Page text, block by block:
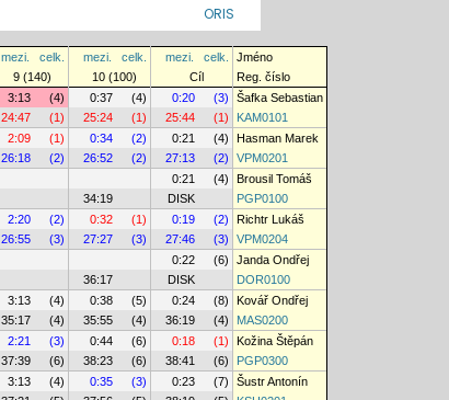
ORIS
mezi. celk. mezi. celk. mezi. celk.
Jméno
9 (140) 10 (100) Cíl
Reg. číslo
3:13 (4) 0:37 (4) 0:20 (3)
Šafka Sebastian
24:47 (1) 25:24 (1) 25:44 (1)
KAM0101
2:09 (1) 0:34 (2) 0:21 (4)
Hasman Marek
26:18 (2) 26:52 (2) 27:13 (2)
VPM0201
0:21 (4)
Brousil Tomáš
34:19 DISK
PGP0100
2:20 (2) 0:32 (1) 0:19 (2)
Richtr Lukáš
26:55 (3) 27:27 (3) 27:46 (3)
VPM0204
0:22 (6)
Janda Ondřej
36:17 DISK
DOR0100
3:13 (4) 0:38 (5) 0:24 (8)
Kovář Ondřej
35:17 (4) 35:55 (4) 36:19 (4)
MAS0200
2:21 (3) 0:44 (6) 0:18 (1)
Kožina Štěpán
37:39 (6) 38:23 (6) 38:41 (6)
PGP0300
3:13 (4) 0:35 (3) 0:23 (7)
Šustr Antonín